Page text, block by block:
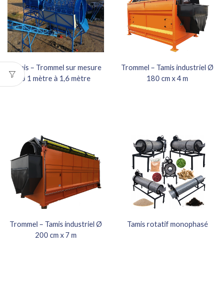
Tamis – Trommel sur mesure
ø 1 mètre à 1,6 mètre
Trommel – Tamis industriel Ø
180 cm x 4 m
Trommel – Tamis industriel Ø
200 cm x 7 m
Tamis rotatif monophasé